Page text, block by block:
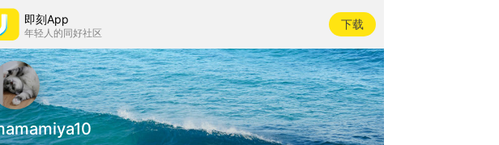
即刻App
年轻人的同好社区
下载